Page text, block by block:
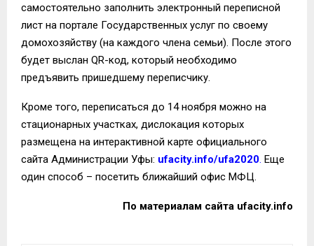
самостоятельно заполнить электронный переписной
лист на портале Государственных услуг по своему
домохозяйству (на каждого члена семьи). После этого
будет выслан QR-код, который необходимо
предъявить пришедшему переписчику.
Кроме того, переписаться до 14 ноября можно на
стационарных участках, дислокация которых
размещена на интерактивной карте официального
сайта Администрации Уфы: ufacity.info/ufa2020. Еще
один способ – посетить ближайший офис МФЦ.
По материалам сайта ufacity.info